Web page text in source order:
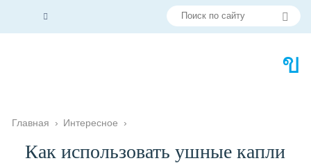
Главная › Интересное ›
Как использовать ушные капли